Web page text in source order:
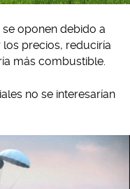
oponen debido a
precios, reduciría
más combustible.
no se interesarían